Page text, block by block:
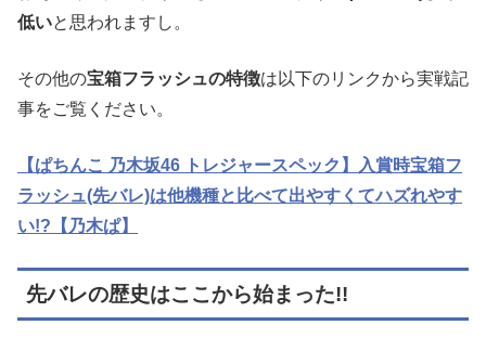
低いと思われますし。
その他の宝箱フラッシュの特徴は以下のリンクから実戦記
事をご覧ください。
【ぱちんこ 乃木坂46 トレジャースペック】入賞時宝箱フ
ラッシュ(先バレ)は他機種と比べて出やすくてハズれやす
い!?【乃木ぱ】
先バレの歴史はここから始まった!!